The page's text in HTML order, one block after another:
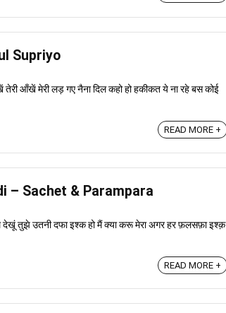
Supriyo
आँखें मेरी लड़ गए नैना दिल कहो हो हकीकत ये ना रहे बस कोई
READ MORE +
– Sachet & Parampara
तुझे उतनी दफा इश्क हो मैं क्या करू मेरा अगर हर फ़लसफ़ा इश्क़
READ MORE +